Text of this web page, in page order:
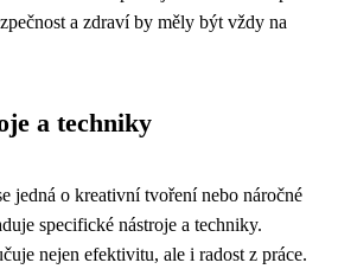
a zdraví by měly být vždy na
a techniky
jedná o kreativní tvoření nebo náročné
specifické nástroje a techniky.
nejen efektivitu, ale i radost z práce.